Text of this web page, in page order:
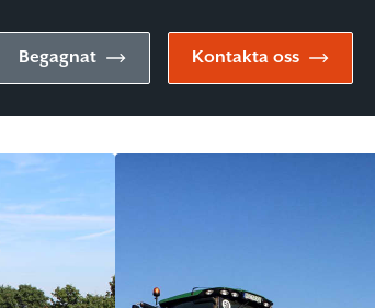
Begagnat Kontakta oss